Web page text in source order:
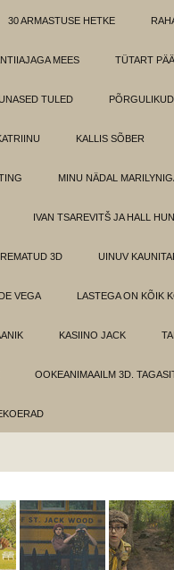
30 ARMASTUSE HETKE
MEES TÜTART
TULED
KALLIS SÕBER
MINU NÄDAL
IVAN TSAREVITŠ JA HALL
3D UINUV
VEGA LASTEGA ON KÕIK
KASIINO JACK
OOKEANIMAAILM 3D.